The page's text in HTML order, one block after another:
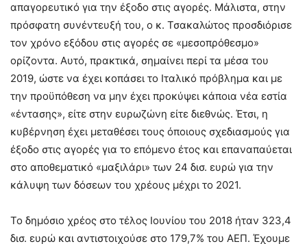
απαγορευτικό για την έξοδο στις αγορές. Μάλιστα, στην
πρόσφατη συνέντευξή του, ο κ. Τσακαλώτος προσδιόρισε
τον χρόνο εξόδου στις αγορές σε «μεσοπρόθεσμο»
ορίζοντα. Αυτό, πρακτικά, σημαίνει περί τα μέσα του
2019, ώστε να έχει κοπάσει το Ιταλικό πρόβλημα και με
την προϋπόθεση να μην έχει προκύψει κάποια νέα εστία
«έντασης», είτε στην ευρωζώνη είτε διεθνώς. Έτσι, η
κυβέρνηση έχει μεταθέσει τους όποιους σχεδιασμούς για
έξοδο στις αγορές για το επόμενο έτος και επαναπαύεται
στο αποθεματικό «μαξιλάρι» των 24 δισ. ευρώ για την
κάλυψη των δόσεων του χρέους μέχρι το 2021.
Το δημόσιο χρέος στο τέλος Ιουνίου του 2018 ήταν 323,4
δισ. ευρώ και αντιστοιχούσε στο 179,7% του ΑΕΠ. Έχουμε